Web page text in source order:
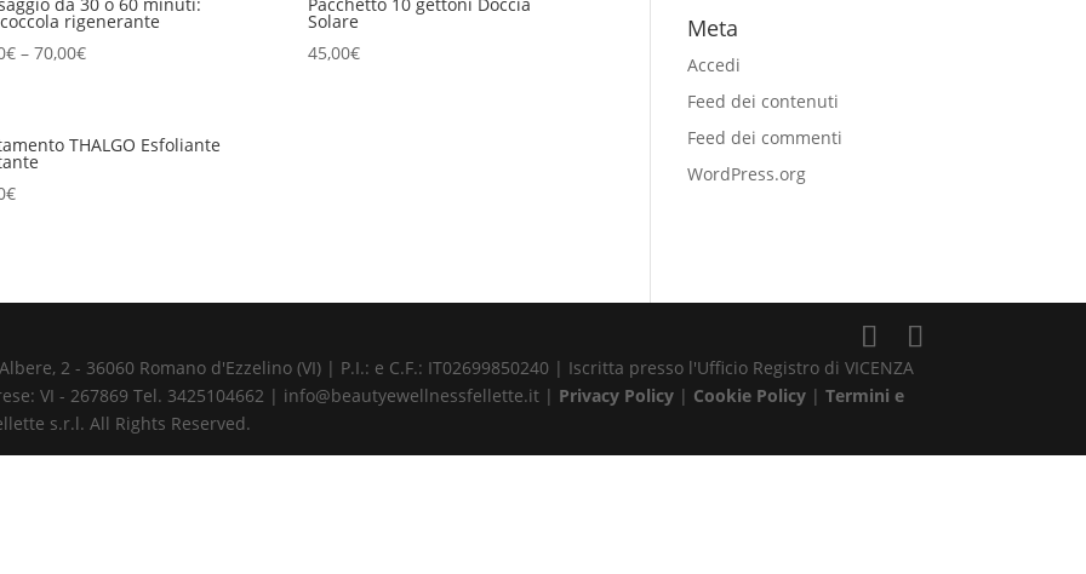
rigenerante
€– 70,00€
Solare
45,00€
THALGO Esfoliante
€
Meta
Accedi
Feed dei contenuti
Feed dei commenti
WordPress.org
Albere, 2 - 36060 Romano d'Ezzelino (VI) | P.I.: e C.F.: IT02699850240 | Iscritta presso l'Ufficio Registro di VICENZA
VI - 267869 Tel. 3425104662 | info@beautyewellnessfellette.it | Privacy Policy | Cookie Policy |Termini e
s.r.l. All Rights Reserved.